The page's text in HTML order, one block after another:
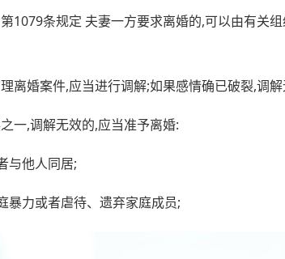
条规定 夫妻一方要求离婚的,可以由有关组
婚案件,应当进行调解;如果感情确已破裂,调解
,调解无效的,应当准予离婚:
他人同居;
力或者虐待、遗弃家庭成员;